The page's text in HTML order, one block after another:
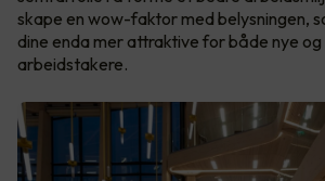
skape en wow-faktor med belysningen,
dine enda mer attraktive for både nye
arbeidstakere.